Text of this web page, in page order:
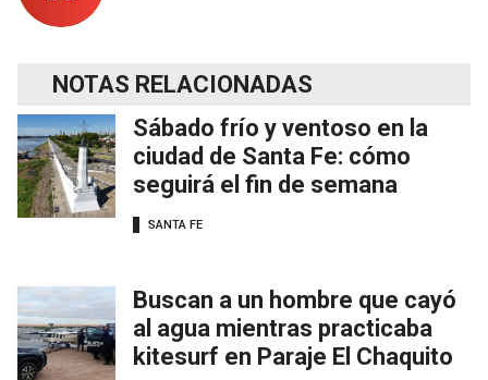
NOTAS RELACIONADAS
Sábado frío y ventoso en la
ciudad de Santa Fe: cómo
seguirá el fin de semana
SANTA FE
Buscan a un hombre que cayó
al agua mientras practicaba
kitesurf en Paraje El Chaquito